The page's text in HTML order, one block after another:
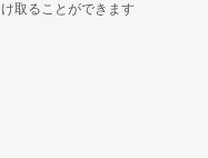
取ることができます